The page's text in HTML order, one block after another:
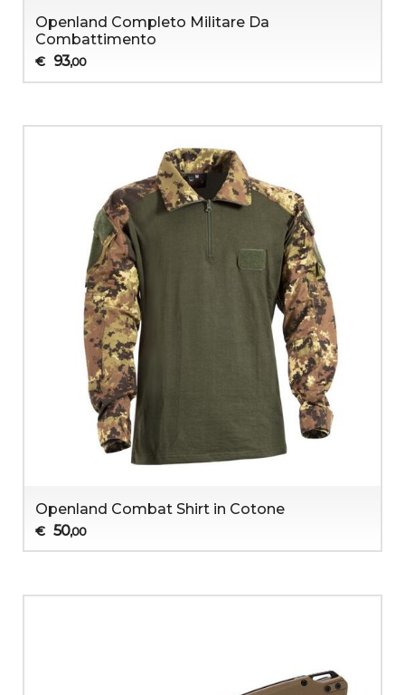
Openland Completo Militare Da
Combattimento
€ 93,00
Openland Combat Shirt in Cotone
€ 50,00